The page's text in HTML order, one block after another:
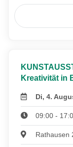
Kreativität in
Di, 4.
09:00 -
Rathausen